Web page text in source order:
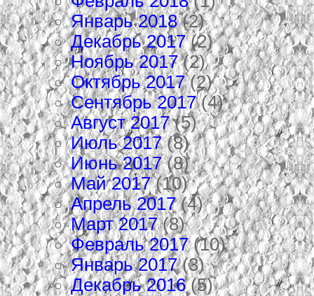
Январь 2018(2)
Декабрь 2017(2)
Ноябрь 2017(2)
Октябрь 2017(2)
Сентябрь 2017(4)
Август 2017(5)
Июль 2017(8)
Июнь 2017(8)
Май 2017(10)
Апрель 2017(4)
Март 2017(8)
Февраль 2017(10)
Январь 2017(3)
Декабрь 2016(5)